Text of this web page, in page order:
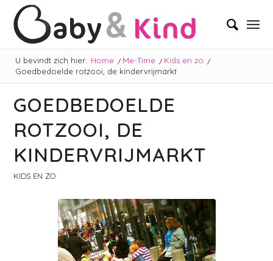
U bevindt zich hier: Home / Me-Time / Kids en zo /
Goedbedoelde rotzooi, de kindervrijmarkt
GOEDBEDOELDE
ROTZOOI, DE
KINDERVRIJMARKT
KIDS EN ZO